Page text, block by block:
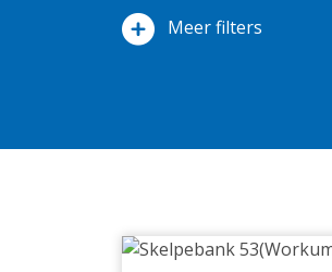
filters